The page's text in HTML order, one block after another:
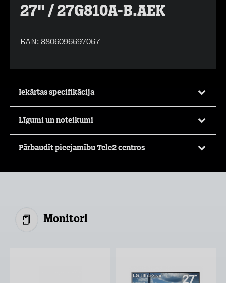
27" / 27G810A-B.AEK
EAN: 8806096597057
Iekārtas specifikācija
Līgumi un noteikumi
Pārbaudīt pieejamību Tele2 centros
Monitori